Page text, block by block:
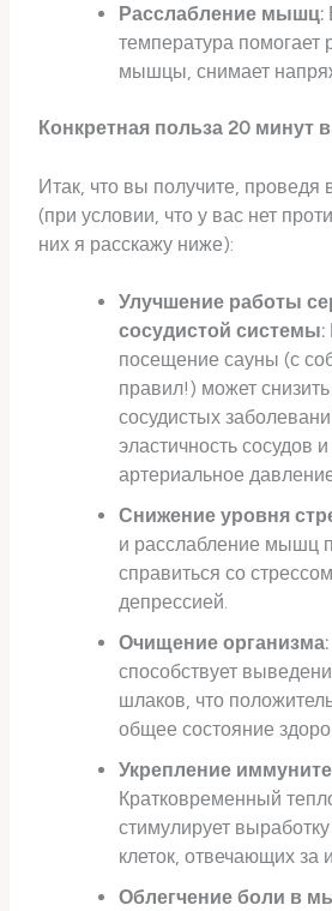
Расслабление мышц:
температура помогает
мышцы, снимает
Конкретная польза 20 минут
Итак, что вы получите, проведя
(при условии, что у вас нет
них я расскажу ниже):
Улучшение работы
сосудистой системы:
посещение сауны (с
правил!) может
сосудистых
эластичность сосудов
артериальное
Снижение уровня
и расслабление мышц
справиться со
депрессией.
Очищение организма:
способствует
шлаков, что
общее состояние
Укрепление
Кратковременный
стимулирует
клеток, отвечающих за
Облегчение боли в